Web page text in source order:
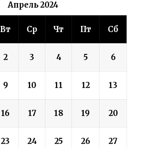
Апрель 2024
Вт Ср Чт Пт Сб
2 3 4 5 6
9 10 11 12 13
16 17 18 19 20
23 24 25 26 27